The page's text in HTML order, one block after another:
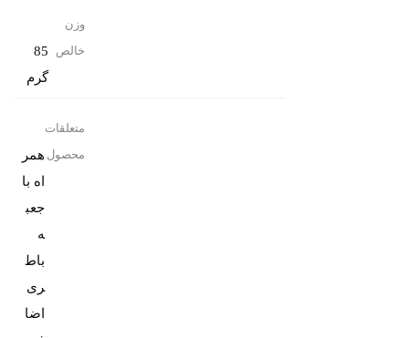
وزن
خالص
85
گرم
متعلقات
محصول همر
اه با
جعب
باط
ری
اضا